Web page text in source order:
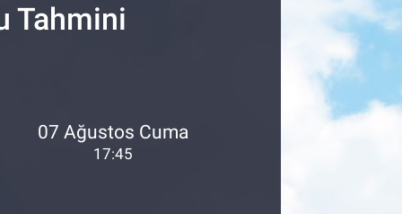
Tahmini
07 Ağustos Cuma
17:45